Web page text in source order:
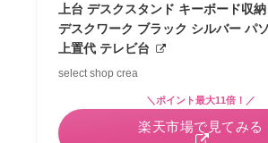
上台 デスクスタンド キーボード収
デスクワーク ブラック シルバー パ
上置代 テレビ台
select shop crea
＼ポイント最大11倍！／
楽天市場で見てみる